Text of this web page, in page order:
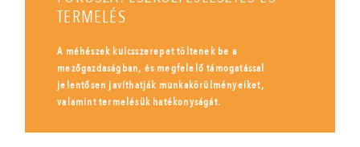
TERMELÉS
A méhészek kulcsszerepet töltenek be a
mezőgazdaságban, és megfelelő támogatással
jelentősen javíthatják munkakörülményeiket,
valamint termelésük hatékonyságát.